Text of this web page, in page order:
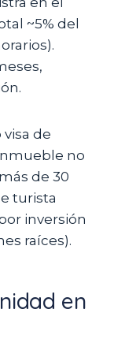
~5% del
visa de
no
de 30
turista
inversión
raíces).
en